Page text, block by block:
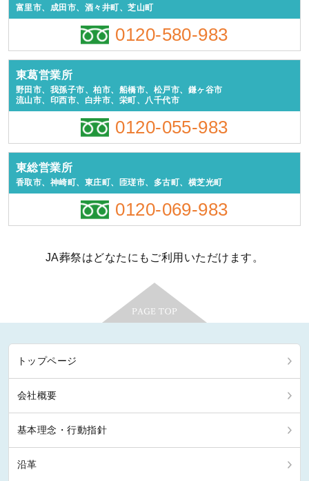
富里市、成田市、酒々井町、芝山町
0120-580-983
東葛営業所
野田市、我孫子市、柏市、船橋市、松戸市、鎌ヶ谷市
流山市、印西市、白井市、栄町、八千代市
0120-055-983
東総営業所
香取市、神崎町、東庄町、匝瑳市、多古町、横芝光町
0120-069-983
JA葬祭はどなたにもご利用いただけます。
トップページ
会社概要
基本理念・行動指針
沿革